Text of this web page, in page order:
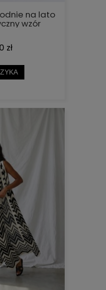
na lato
wzór
zł